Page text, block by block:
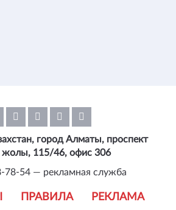
ПРАВИЛА РЕКЛАМА
город Алматы, проспект
115/46, офис 306
78-54 — рекламная служба